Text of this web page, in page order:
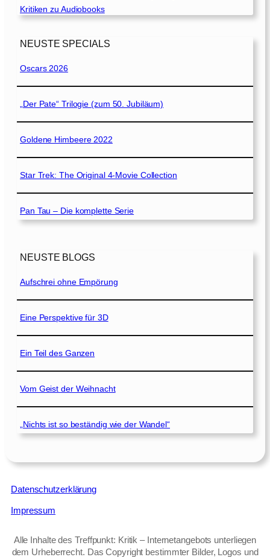
Kritiken zu Audiobooks
NEUSTE SPECIALS
Oscars 2026
„Der Pate“ Trilogie (zum 50. Jubiläum)
Goldene Himbeere 2022
Star Trek: The Original 4-Movie Collection
Pan Tau – Die komplette Serie
NEUSTE BLOGS
Aufschrei ohne Empörung
Eine Perspektive für 3D
Ein Teil des Ganzen
Vom Geist der Weihnacht
„Nichts ist so beständig wie der Wandel“
Datenschutzerklärung
Impressum
Alle Inhalte des Treffpunkt: Kritik – Internetangebots unterliegen
dem Urheberrecht. Das Copyright bestimmter Bilder, Logos und